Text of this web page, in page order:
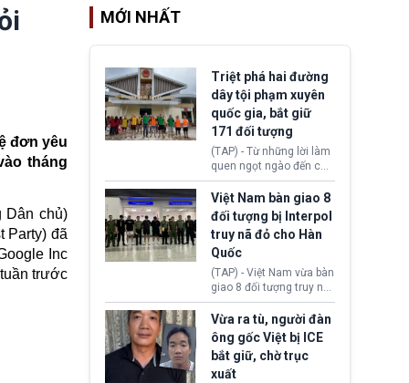
đơn yêu
tháng
Dân chủ)
Party) đã
Inc
trước
MỚI NHẤT
Triệt phá hai đường
dây tội phạm xuyên
quốc gia, bắt giữ
171 đối tượng
(TAP) - Từ những lời làm
quen ngọt ngào đến các
“sàn vàng ảo”, bất động
sản trực tuyến cùng
đường dây đánh bạc quy
mô lớn, hai tổ chức tội
phạm xuyên quốc gia đã
dựng lên mạng lưới hoạt
động tại Việt Nam và
Lào, lôi kéo hàng nghìn
người tham gia, luân
chuyển dòng tiền qua
nhiều lớp tài khoản. Sau
hơn 2 tuần phối hợp truy
xét, lực lượng chức năng
hai nước đã bắt giữ 171
Việt Nam bàn giao 8
đối tượng bị Interpol
truy nã đỏ cho Hàn
Quốc
(TAP) - Việt Nam vừa bàn
giao 8 đối tượng truy nã
đỏ Interpol cho lực lượng
chức năng Hàn Quốc.
Nhóm này bị xác định
lừa đảo 619 nạn nhân,
chiếm đoạt hơn 17,7 tỷ
KRW.
Vừa ra tù, người đàn
ông gốc Việt bị ICE
bắt giữ, chờ trục
xuất